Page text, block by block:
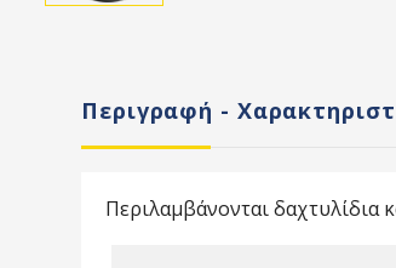
Περιγραφή -
Περιλαμβάνονται δαχτυλίδια